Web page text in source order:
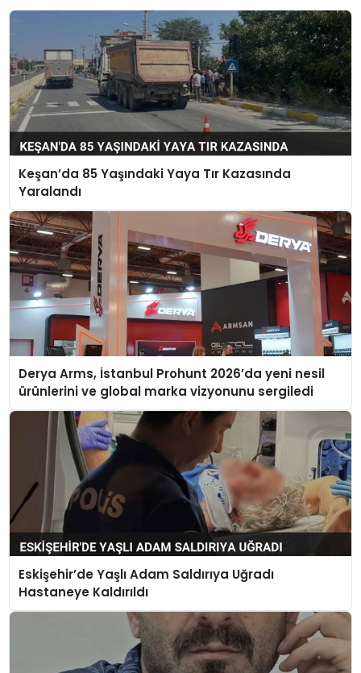
Keşan’da 85 Yaşındaki Yaya Tır Kazasında
Yaralandı
Derya Arms, İstanbul Prohunt 2026’da yeni nesil
ürünlerini ve global marka vizyonunu sergiledi
Eskişehir’de Yaşlı Adam Saldırıya Uğradı
Hastaneye Kaldırıldı